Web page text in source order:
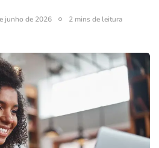
junho de 2026 2 mins de leitura